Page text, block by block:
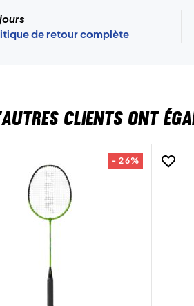
de retour complète
CLIENTS ONT
- 26%